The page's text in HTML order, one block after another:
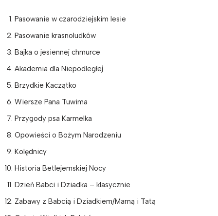
Pasowanie w czarodziejskim lesie
Pasowanie krasnoludków
Bajka o jesiennej chmurce
Akademia dla Niepodległej
Brzydkie Kaczątko
Wiersze Pana Tuwima
Przygody psa Karmelka
Opowieści o Bożym Narodzeniu
Kolędnicy
Historia Betlejemskiej Nocy
Dzień Babci i Dziadka – klasycznie
Zabawy z Babcią i Dziadkiem/Mamą i Tatą